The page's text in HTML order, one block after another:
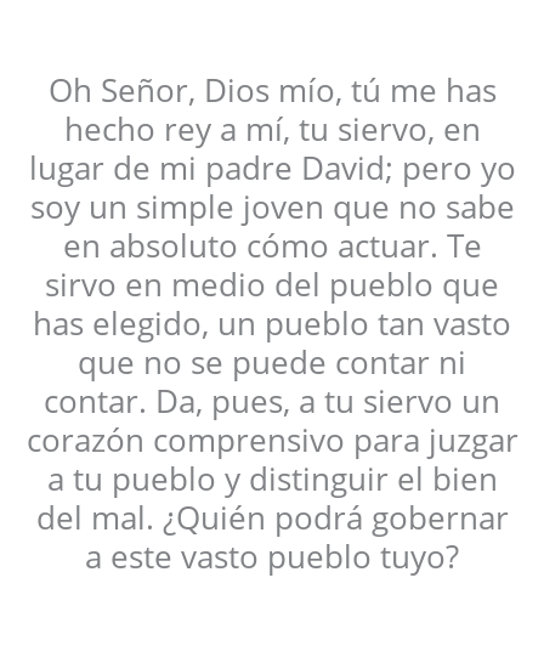
Oh Señor, Dios mío, tú me has
hecho rey a mí, tu siervo, en
lugar de mi padre David; pero yo
soy un simple joven que no sabe
en absoluto cómo actuar. Te
sirvo en medio del pueblo que
has elegido, un pueblo tan vasto
que no se puede contar ni
contar. Da, pues, a tu siervo un
corazón comprensivo para juzgar
a tu pueblo y distinguir el bien
del mal. ¿Quién podrá gobernar
a este vasto pueblo tuyo?